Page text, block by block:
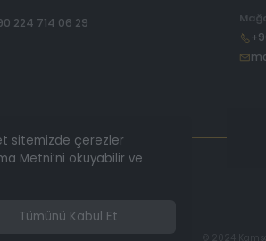
224 714 06 29
sitemizde çerezler
Metni’ni okuyabilir ve
Tümünü Kabul Et